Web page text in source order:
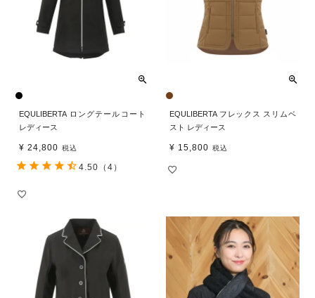
EQULIBERTA ロングテールコート
レディース
¥ 24,800 税込
4.50 （4）
EQULIBERTA フレックス スリムベ
スト レディース
¥ 15,800 税込